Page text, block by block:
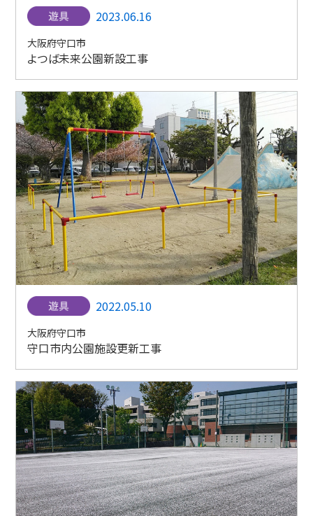
2023.06.16
大阪府守口市
よつば未来公園新設工事
2022.05.10
大阪府守口市
守口市内公園施設更新工事